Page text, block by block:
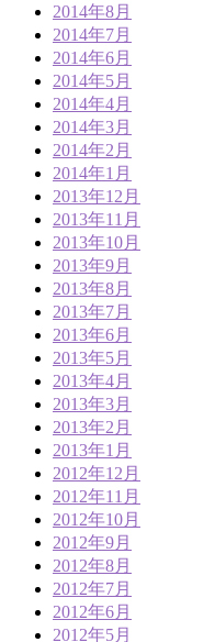
2014年8月
2014年7月
2014年6月
2014年5月
2014年4月
2014年3月
2014年2月
2014年1月
2013年12月
2013年11月
2013年10月
2013年9月
2013年8月
2013年7月
2013年6月
2013年5月
2013年4月
2013年3月
2013年2月
2013年1月
2012年12月
2012年11月
2012年10月
2012年9月
2012年8月
2012年7月
2012年6月
2012年5月